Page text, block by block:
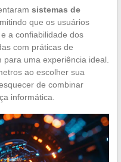
sistemas de
que os usuários
a confiabilidade dos
com práticas de
uma experiência ideal.
ao escolher sua
de combinar
informática.